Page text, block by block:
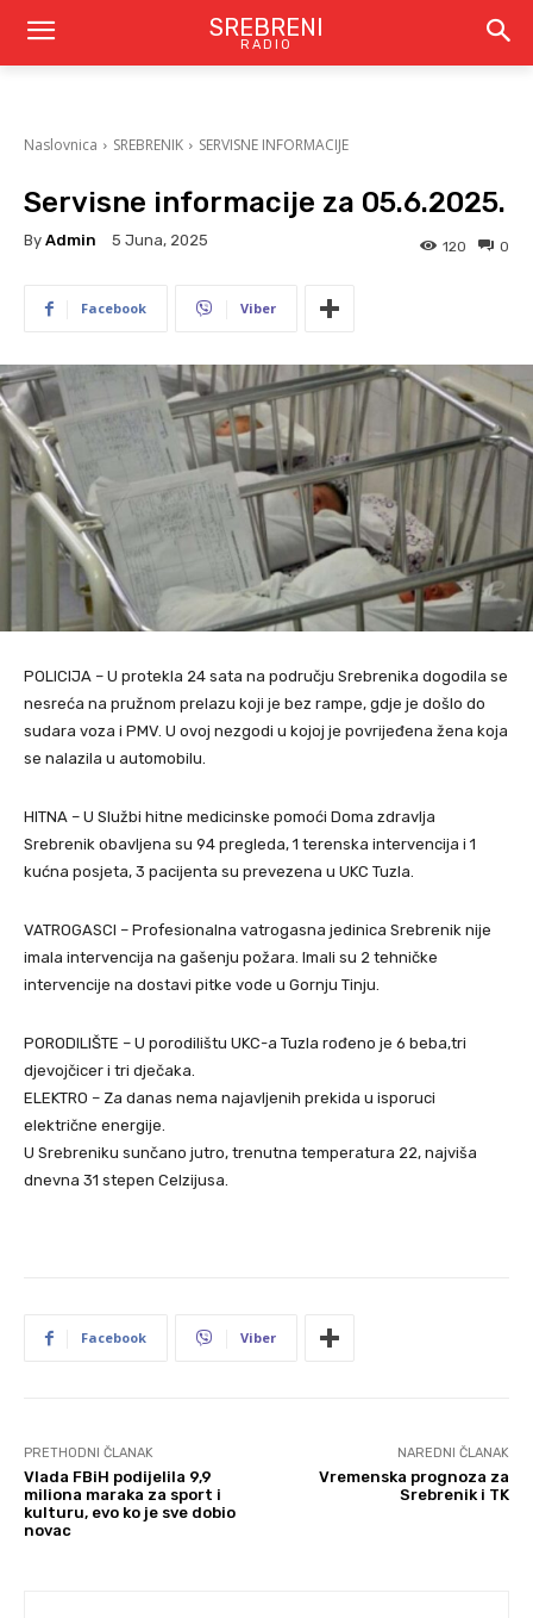
SREBRENI
RADIO
Naslovnica SREBRENIK SERVISNE INFORMACIJE
Servisne informacije za 05.6.2025.
By Admin 5 Juna, 2025 0
120
Facebook Viber
POLICIJA – U protekla 24 sata na području Srebrenika dogodila se
nesreća na pružnom prelazu koji je bez rampe, gdje je došlo do
sudara voza i PMV. U ovoj nezgodi u kojoj je povrijeđena žena koja
se nalazila u automobilu.
HITNA – U Službi hitne medicinske pomoći Doma zdravlja
Srebrenik obavljena su 94 pregleda, 1 terenska intervencija i 1
kućna posjeta, 3 pacijenta su prevezena u UKC Tuzla.
VATROGASCI – Profesionalna vatrogasna jedinica Srebrenik nije
imala intervencija na gašenju požara. Imali su 2 tehničke
intervencije na dostavi pitke vode u Gornju Tinju.
PORODILIŠTE – U porodilištu UKC-a Tuzla rođeno je 6 beba,tri
djevojčicer i tri dječaka.
ELEKTRO – Za danas nema najavljenih prekida u isporuci
električne energije.
U Srebreniku sunčano jutro, trenutna temperatura 22, najviša
dnevna 31 stepen Celzijusa.
Facebook Viber
PRETHODNI ČLANAK
Vlada FBiH podijelila 9,9
miliona maraka za sport i
kulturu, evo ko je sve dobio
novac
NAREDNI ČLANAK
Vremenska prognoza za
Srebrenik i TK